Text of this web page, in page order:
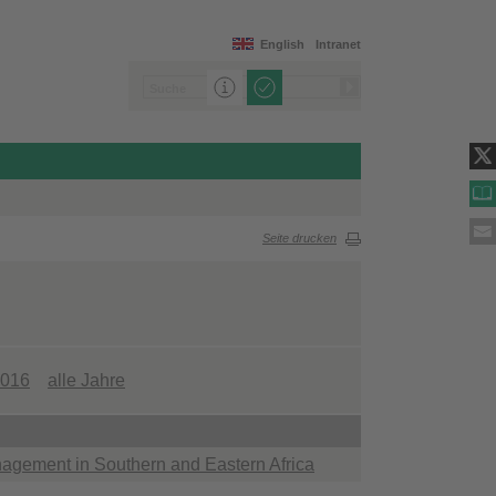
Intranet
English
Seite drucken
alle Jahre
in Southern and Eastern Africa